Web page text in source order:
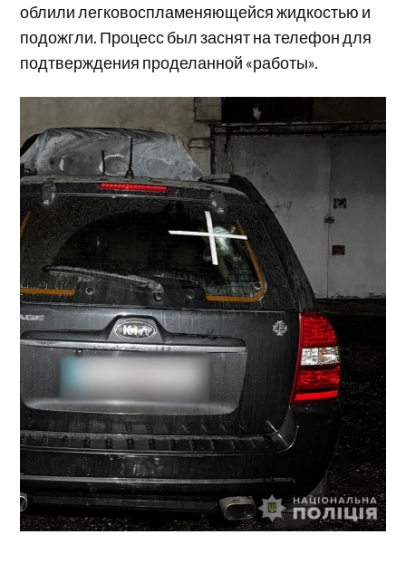
облили легковоспламеняющейся жидкостью и
подожгли. Процесс был заснят на телефон для
подтверждения проделанной «работы».